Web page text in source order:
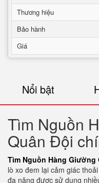
Thương hiệu
Bảo hành
Giá
Nổi bật
Tìm Nguồn
Quân Đội
Tìm Nguồn Hàng
lò xo đem lại cảm giác
đa năng được sử dụng